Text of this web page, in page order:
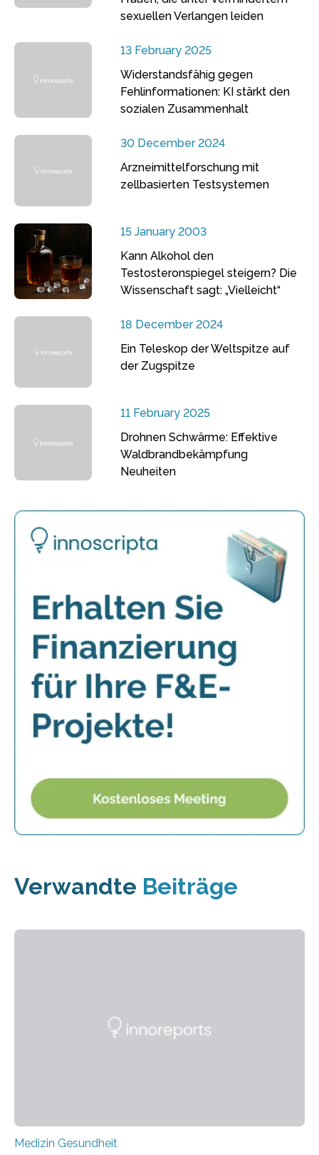
sexuellen Verlangen leiden
13 February 2025
Widerstandsfähig gegen
Fehlinformationen: KI stärkt den
sozialen Zusammenhalt
30 December 2024
Arzneimittelforschung mit
zellbasierten Testsystemen
15 January 2003
Kann Alkohol den
Testosteronspiegel steigern? Die
Wissenschaft sagt: „Vielleicht“
18 December 2024
Ein Teleskop der Weltspitze auf
der Zugspitze
11 February 2025
Drohnen Schwärme: Effektive
Waldbrandbekämpfung
Neuheiten
Verwandte Beiträge
Medizin Gesundheit